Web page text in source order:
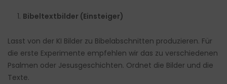
Bibeltextbilder (Einsteiger)
Lasst von der KI Bilder zu Bibelabschnitten produzieren. Für
die erste Experimente empfehlen wir das zu verschiedenen
Psalmen oder Jesusgeschichten. Ordnet die Bilder und die
Texte.